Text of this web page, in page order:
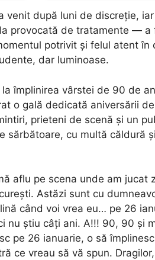
venit după luni de discreție,
provocată de tratamente — a
potrivit și felul atent în
dar luminoase.
împlinirea vârstei de 90 de
o gală dedicată aniversării
prieteni de scenă și un
sărbătoare, cu multă căldură
aflu pe scena unde am
Astăzi sunt cu
când voi vrea eu… pe 26
nu știu câți ani. A!!! 90, 90 și
pe 26 ianuarie, o să
ce vreau să vă spun.